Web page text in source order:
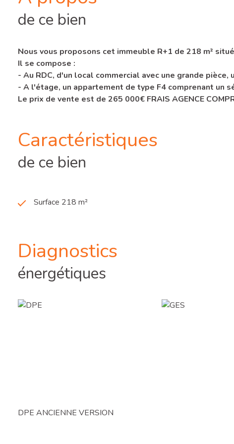
de ce bien
Nous vous proposons cet immeuble R+1 de 218 m²
Il se compose :
- Au RDC, d'un local commercial avec une grande pièce,
- A l'étage, un appartement de type F4 comprenant un
Le prix de vente est de 265 000€ FRAIS AGENCE
Caractéristiques
de ce bien
Surface 218 m²
Diagnostics
énergétiques
DPE ANCIENNE VERSION